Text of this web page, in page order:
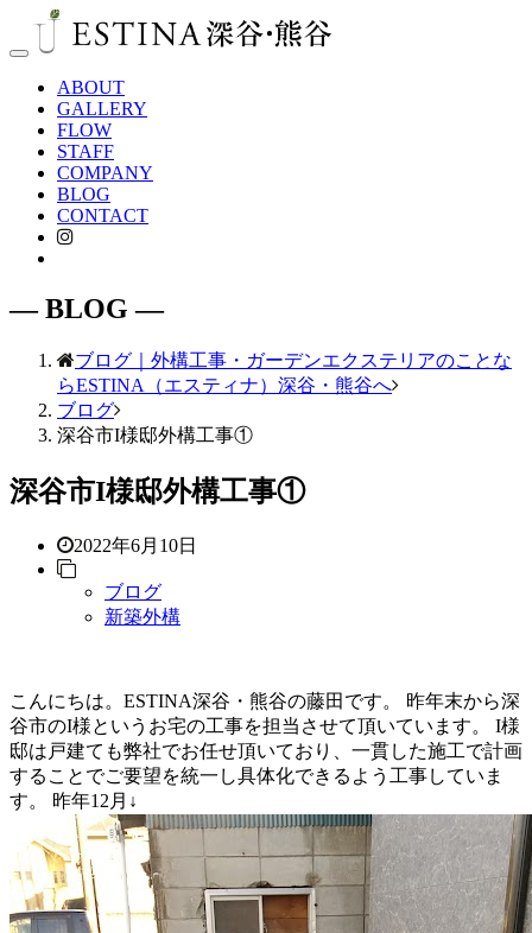
Toggle
navigationABOUT
GALLERY
FLOW
STAFF
COMPANY
BLOG
CONTACT
― BLOG ―
ブログ｜外構工事・ガーデンエクステリアのことな
らESTINA（エスティナ）深谷・熊谷へ
ブログ
深谷市I様邸外構工事①
深谷市I様邸外構工事①
2022年6月10日
ブログ
新築外構
こんにちは。ESTINA深谷・熊谷の藤田です。 昨年末から深
谷市のI様というお宅の工事を担当させて頂いています。 I様
邸は戸建ても弊社でお任せ頂いており、一貫した施工で計画
することでご要望を統一し具体化できるよう工事していま
す。 昨年12月↓